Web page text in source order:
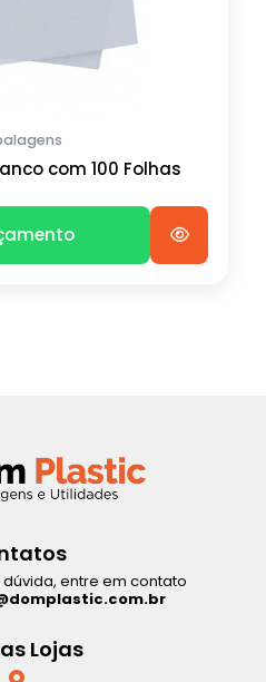
com 100 Folhas
entre em contato
Lojas